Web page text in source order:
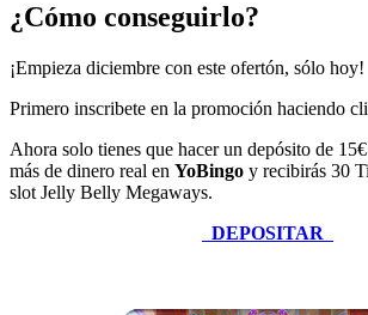
¿Cómo conseguirlo?
¡Empieza diciembre con este ofertón, sólo hoy!
Primero inscribete en la promoción haciendo
Ahora solo tienes que hacer un depósito de
más de dinero real en YoBingo y recibirás 30
slot Jelly Belly Megaways.
DEPOSITAR